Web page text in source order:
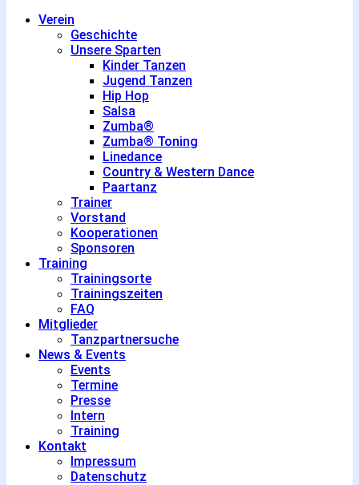
Verein
Geschichte
Unsere Sparten
Kinder Tanzen
Jugend Tanzen
Hip Hop
Salsa
Zumba®
Zumba® Toning
Linedance
Country & Western Dance
Paartanz
Trainer
Vorstand
Kooperationen
Sponsoren
Training
Trainingsorte
Trainingszeiten
FAQ
Mitglieder
Tanzpartnersuche
News & Events
Events
Termine
Presse
Intern
Training
Kontakt
Impressum
Datenschutz